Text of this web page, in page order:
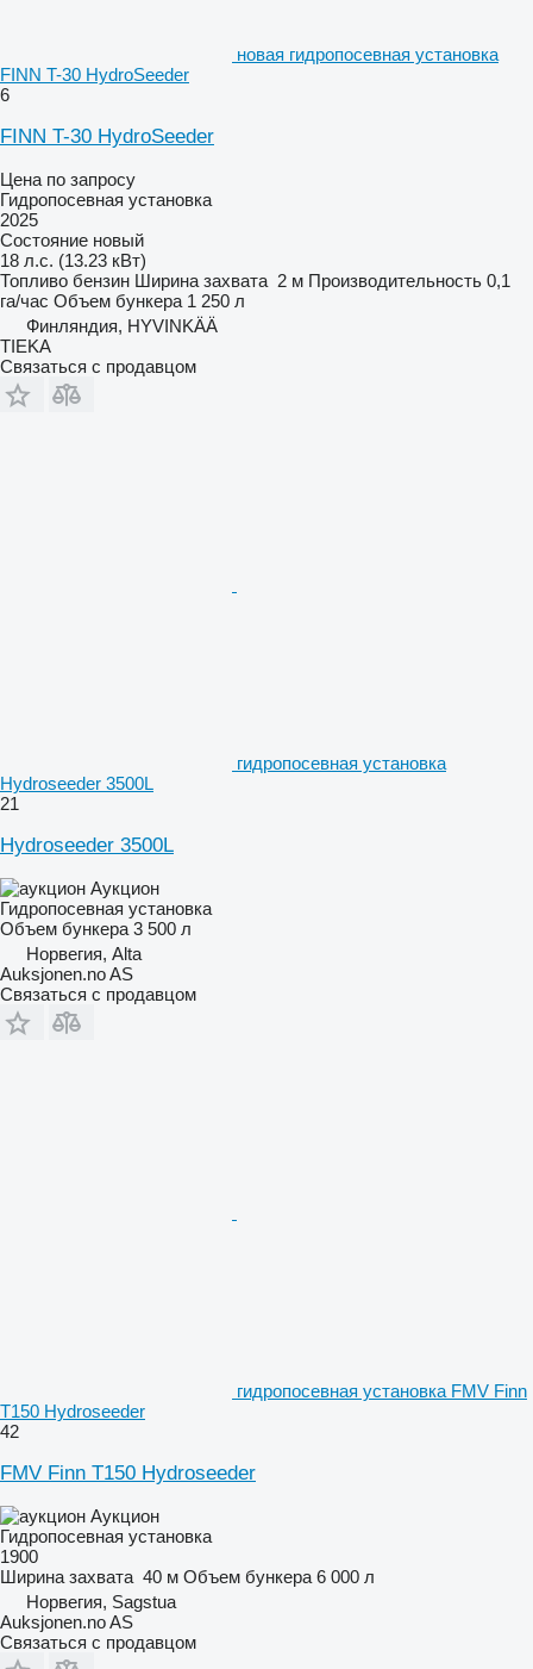
новая гидропосевная установка
FINN T-30 HydroSeeder
6
FINN T-30 HydroSeeder
Цена по запросу
Гидропосевная установка
2025
Состояние новый
18 л.с. (13.23 кВт)
Топливо бензин Ширина захвата 2 м Производительность 0,1
га/час Объем бункера 1 250 л
Финляндия, HYVINKÄÄ
TIEKA
Связаться с продавцом
гидропосевная установка
Hydroseeder 3500L
21
Hydroseeder 3500L
Аукцион
Гидропосевная установка
Объем бункера 3 500 л
Норвегия, Alta
Auksjonen.no AS
Связаться с продавцом
гидропосевная установка FMV Finn
T150 Hydroseeder
42
FMV Finn T150 Hydroseeder
Аукцион
Гидропосевная установка
1900
Ширина захвата 40 м Объем бункера 6 000 л
Норвегия, Sagstua
Auksjonen.no AS
Связаться с продавцом